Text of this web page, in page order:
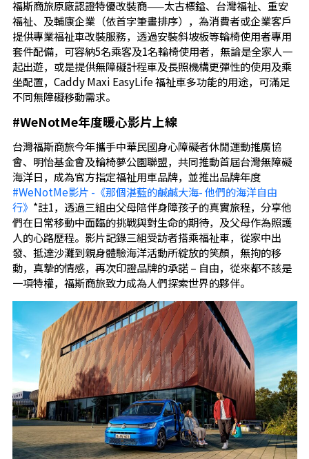
福斯商旅原廠認證特優改裝商——太古標鎰、台灣福祉、重安
福祉、及輔康企業（依首字筆畫排序），為消費者或企業客戶
提供專業福祉車改裝服務，透過安裝斜坡板等輪椅使用者專用
套件配備，可容納5名乘客及1名輪椅使用者，無論是全家人一
起出遊，或是提供無障礙計程車及長照機構更彈性的使用及乘
坐配置，Caddy Maxi EasyLife 福祉車多功能的用途，可滿足
不同無障礙移動需求。
#WeNotMe年度暖心影片上線
台灣福斯商旅今年攜手中華民國身心障礙者休閒運動推廣協
會、明怡基金會及輪椅夢公園聯盟，共同推動首屆台灣無障礙
海洋日，成為官方指定福祉用車品牌，並推出品牌年度
#WeNotMe影片 -《那個湛藍的鹹鹹大海- 他們的海洋自由
行》 *註1，透過三組由父母陪伴身障孩子的真實旅程，分享他
們在日常移動中面臨的挑戰與對生命的期待，及父母作為照護
人的心路歷程。影片記錄三組受訪者搭乘福祉車，從家中出
發、抵達沙灘到親身體驗海洋活動所綻放的笑顏，無拘的移
動，真摯的情感，再次印證品牌的承諾 – 自由，從來都不該是
一項特權，福斯商旅致力成為人們探索世界的夥伴。